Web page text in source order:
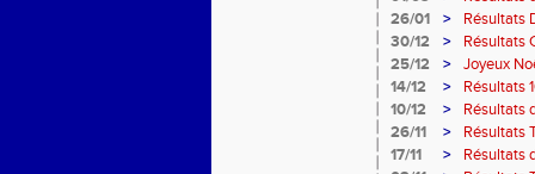
26/01
>
Résultats
30/12
>
Résultats
25/12
>
Joyeux
14/12
>
Résultats
10/12
>
Résultats
26/11
>
Résultats
17/11
>
Résultats